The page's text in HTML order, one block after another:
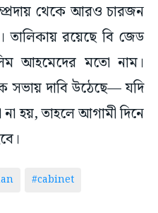
থেকে আরও চারজন
তালিকায় রয়েছে বি জেড
আহমেদের মতো নাম।
সভায় দাবি উঠেছে— যদি
হয়, তাহলে আগামী দিনে
#cabinet